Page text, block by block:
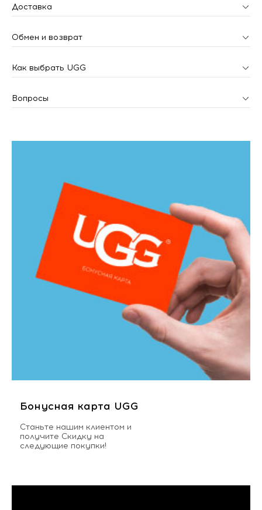
Доставка
Обмен и возврат
Как выбрать UGG
Вопросы
Бонусная карта UGG
Станьте нашим клиентом и
получите Скидку на
следующие покупки!